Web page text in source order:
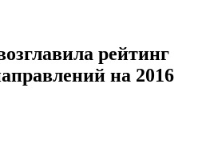
рейтинг
на 2016